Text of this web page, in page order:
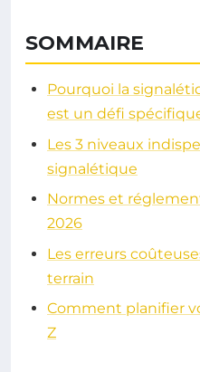
SOMMAIRE
Pourquoi la
est un défi
Les 3 niveaux
signalétique
Normes et
2026
Les erreurs
terrain
Comment planifier
Z